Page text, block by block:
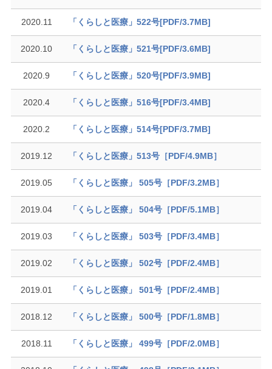
2020.11 「くらしと医療」522号[PDF/3.7MB]
2020.10 「くらしと医療」521号[PDF/3.6MB]
2020.9 「くらしと医療」520号[PDF/3.9MB]
2020.4 「くらしと医療」516号[PDF/3.4MB]
2020.2 「くらしと医療」514号[PDF/3.7MB]
2019.12 「くらしと医療」513号［PDF/4.9MB］
2019.05 「くらしと医療」 505号［PDF/3.2MB］
2019.04 「くらしと医療」 504号［PDF/5.1MB］
2019.03 「くらしと医療」 503号［PDF/3.4MB］
2019.02 「くらしと医療」 502号［PDF/2.4MB］
2019.01 「くらしと医療」 501号［PDF/2.4MB］
2018.12 「くらしと医療」 500号［PDF/1.8MB］
2018.11 「くらしと医療」 499号［PDF/2.0MB］